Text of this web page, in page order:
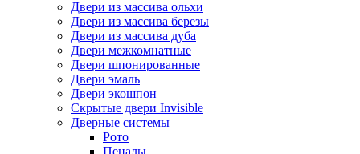
Двери из массива ольхи
Двери из массива березы
Двери из массива дуба
Двери межкомнатные
Двери шпонированные
Двери эмаль
Двери экошпон
Скрытые двери Invisible
Дверные системы
Рото
Пеналы